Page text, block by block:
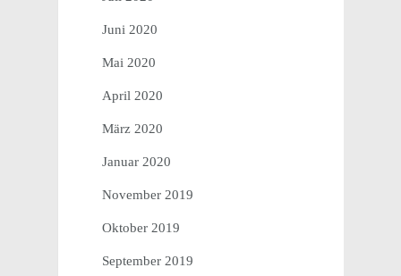
Juni 2020
Mai 2020
April 2020
März 2020
Januar 2020
November 2019
Oktober 2019
September 2019